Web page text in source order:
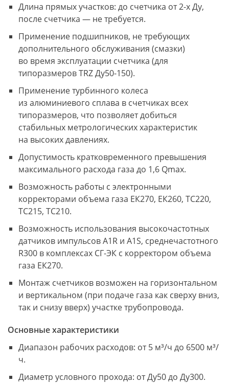
Длина прямых участков: до счетчика от 2-х Ду,
после счетчика — не требуется.
Применение подшипников, не требующих
дополнительного обслуживания (смазки)
во время эксплуатации счетчика (для
типоразмеров TRZ Ду50-150).
Применение турбинного колеса
из алюминиевого сплава в счетчиках всех
типоразмеров, что позволяет добиться
стабильных метрологических характеристик
на высоких давлениях.
Допустимость кратковременного превышения
максимального расхода газа до 1,6 Qmax.
Возможность работы с электронными
корректорами объема газа ЕК270, ЕК260, ТС220,
ТС215, ТС210.
Возможность использования высокочастотных
датчиков импульсов A1R и A1S, среднечастотного
R300 в комплексах СГ-ЭК с корректором объема
газа ЕК270.
Монтаж счетчиков возможен на горизонтальном
и вертикальном (при подаче газа как сверху вниз,
так и снизу вверх) участке трубопровода.
Основные характеристики
Диапазон рабочих расходов: от 5 м³/ч до 6500 м³/
ч.
Диаметр условного прохода: от Ду50 до Ду300.